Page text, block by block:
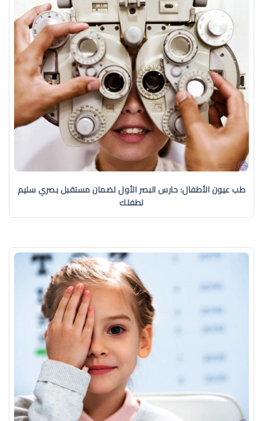
طب عيون الأطفال: حارس البصر الأول لضمان مستقبل بصري سليم
لطفلك